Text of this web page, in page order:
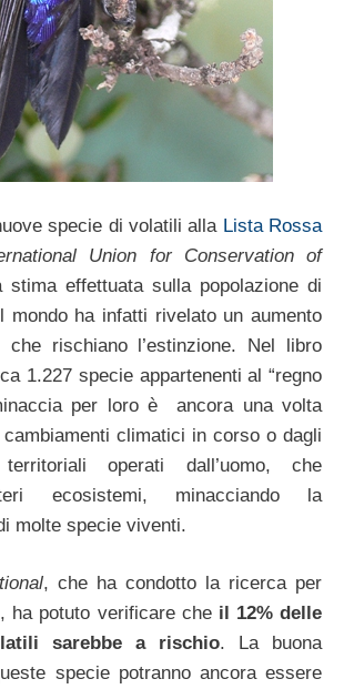
specie di volatili alla Lista Rossa
Union for Conservation of
stima effettuata sulla popolazione di
mondo ha infatti rivelato un aumento
che rischiano l’estinzione. Nel libro
1.227 specie appartenenti al “regno
per loro è ancora una volta
climatici in corso o dagli
territoriali operati dall’uomo, che
ecosistemi, minacciando la
molte specie viventi.
, che ha condotto la ricerca per
ha potuto verificare che il 12% delle
sarebbe a rischio. La buona
specie potranno ancora essere